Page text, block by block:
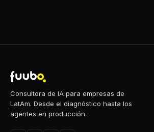
Consultora de IA para empresas de
LatAm. Desde el diagnóstico hasta los
agentes en producción.